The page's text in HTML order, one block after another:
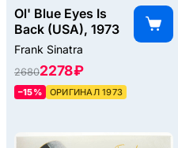
Ol' Blue Eyes Is
Back (USA), 1973
Frank Sinatra
26802278 ₽
–15% ОРИГИНАЛ 1973